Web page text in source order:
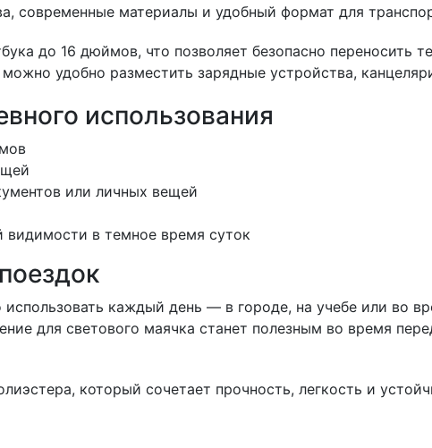
современные материалы и удобный формат для
до 16 дюймов, что позволяет безопасно переносить
удобно разместить зарядные устройства,
использования
или личных вещей
видимости в темное время суток
каждый день — в городе, на учебе или во
для светового маячка станет полезным во время
который сочетает прочность, легкость и